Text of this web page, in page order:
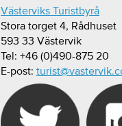
Västerviks Turistbyrå
Stora torget 4, Rådhuset
593 33 Västervik
Tel: +46 (0)490-875 20
E-post: